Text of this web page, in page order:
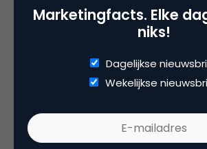
17 september 2008 om 10:06
Walter Vos
Marketingfacts. Elke
niks!
Dagelijkse
Wekelijkse